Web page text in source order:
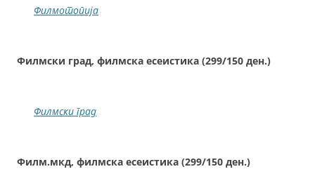
Филмотопија
Филмски град, филмска есеистика (299/150 ден.)
Филмски град
Филм.мкд, филмска есеистика (299/150 ден.)